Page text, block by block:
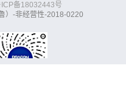
ICP备18032443号
）-非经营性-2018-0220